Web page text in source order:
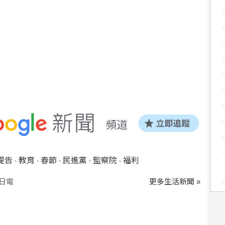
告 、 教育 、 春節 、 民進黨 、 監察院、 福利
電 更多生活新聞 »